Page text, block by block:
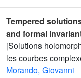
Tempered
and formal
[Solutions
les courbes
Morando, Giovanni